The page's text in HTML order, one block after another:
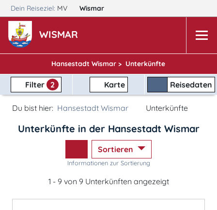
Dein Reiseziel: MV Wismar
WISMAR
Hansestadt Wismar > Unterkünfte
Filter 2 Karte Reisedaten
Du bist hier: Hansestadt Wismar Unterkünfte
Unterkünfte in der Hansestadt Wismar
Sortieren
Informationen zur Sortierung
1 - 9 von 9 Unterkünften angezeigt